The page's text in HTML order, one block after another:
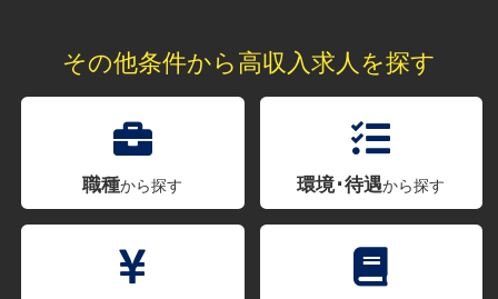
その他条件から高収入求人を探す
職種から探す 環境･待遇から探す